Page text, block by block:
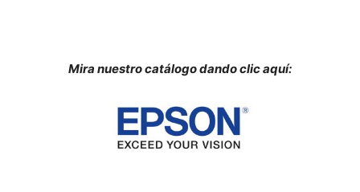
Mira nuestro catálogo dando clic aquí: